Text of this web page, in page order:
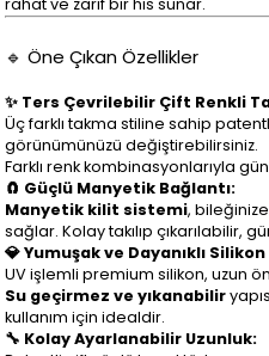
rahat ve zarif bir his sunar.
🔹 Öne Çıkan Özellikler
✨ Ters Çevrilebilir Çift Renkli
Üç farklı takma stiline sahip
görünümünüzü değiştirebilirsiniz.
Farklı renk kombinasyonlarıyla
🧲 Güçlü Manyetik Bağlantı:
Manyetik kilit sistemi,
sağlar. Kolay takılıp çıkarılabilir,
💎 Yumuşak ve Dayanıklı
UV işlemli premium silikon, uzun
Su geçirmez ve yıkanabilir
kullanım için idealdir.
🔧 Kolay Ayarlanabilir Uzunluk: